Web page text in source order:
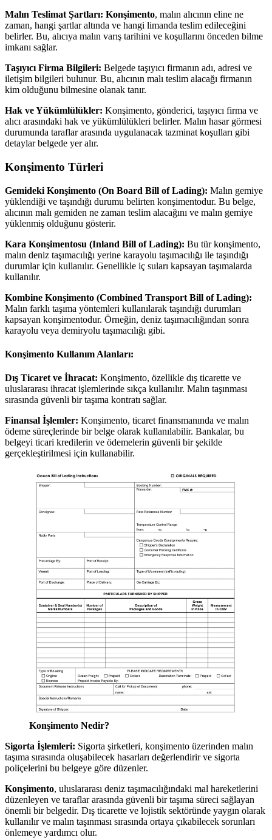
Malın Teslimat Şartları: Konşimento, malın alıcının eline ne
zaman, hangi şartlar altında ve hangi limanda teslim edileceğini
belirler. Bu, alıcıya malın varış tarihini ve koşullarını önceden bilme
imkanı sağlar.
Taşıyıcı Firma Bilgileri: Belgede taşıyıcı firmanın adı, adresi ve
iletişim bilgileri bulunur. Bu, alıcının malı teslim alacağı firmanın
kim olduğunu bilmesine olanak tanır.
Hak ve Yükümlülükler: Konşimento, gönderici, taşıyıcı firma ve
alıcı arasındaki hak ve yükümlülükleri belirler. Malın hasar görmesi
durumunda taraflar arasında uygulanacak tazminat koşulları gibi
detaylar belgede yer alır.
Konşimento Türleri
Gemideki Konşimento (On Board Bill of Lading): Malın gemiye
yüklendiği ve taşındığı durumu belirten konşimentodur. Bu belge,
alıcının malı gemiden ne zaman teslim alacağını ve malın gemiye
yüklenmiş olduğunu gösterir.
Kara Konşimentosu (Inland Bill of Lading): Bu tür konşimento,
malın deniz taşımacılığı yerine karayolu taşımacılığı ile taşındığı
durumlar için kullanılır. Genellikle iç suları kapsayan taşımalarda
kullanılır.
Kombine Konşimento (Combined Transport Bill of Lading):
Malın farklı taşıma yöntemleri kullanılarak taşındığı durumları
kapsayan konşimentodur. Örneğin, deniz taşımacılığından sonra
karayolu veya demiryolu taşımacılığı gibi.
Konşimento Kullanım Alanları:
Dış Ticaret ve İhracat: Konşimento, özellikle dış ticarette ve
uluslararası ihracat işlemlerinde sıkça kullanılır. Malın taşınması
sırasında güvenli bir taşıma kontratı sağlar.
Finansal İşlemler: Konşimento, ticaret finansmanında ve malın
ödeme süreçlerinde bir belge olarak kullanılabilir. Bankalar, bu
belgeyi ticari kredilerin ve ödemelerin güvenli bir şekilde
gerçekleştirilmesi için kullanabilir.
Konşimento Nedir?
Sigorta İşlemleri: Sigorta şirketleri, konşimento üzerinden malın
taşıma sırasında oluşabilecek hasarları değerlendirir ve sigorta
poliçelerini bu belgeye göre düzenler.
Konşimento, uluslararası deniz taşımacılığındaki mal hareketlerini
düzenleyen ve taraflar arasında güvenli bir taşıma süreci sağlayan
önemli bir belgedir. Dış ticarette ve lojistik sektöründe yaygın olarak
kullanılır ve malın taşınması sırasında ortaya çıkabilecek sorunları
önlemeye yardımcı olur.